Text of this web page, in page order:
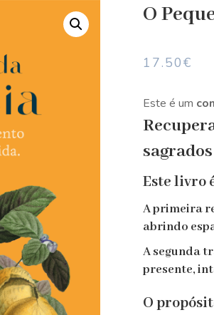
O
17.50€
Este é um
Este livro
A primeira
abrindo
A segunda
presente,
O